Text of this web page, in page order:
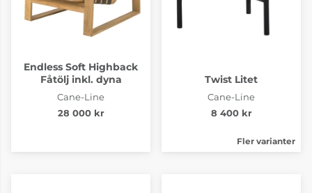
Endless Soft Highback
Fåtölj inkl. dyna
Cane-Line
28 000 kr
Twist Litet
Cane-Line
8 400 kr
Fler varianter